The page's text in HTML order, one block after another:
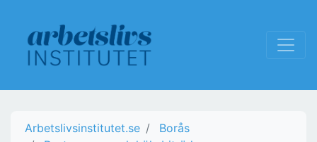
Arbetslivsinstitutet.se
Borås